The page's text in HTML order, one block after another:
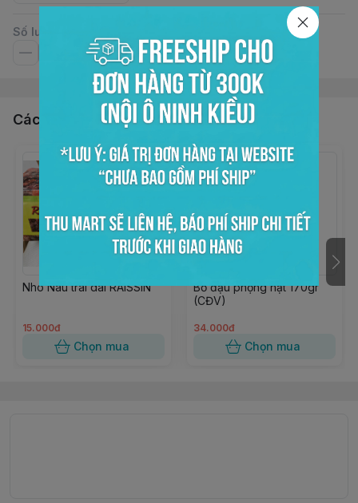
Số lượng
Các sản phẩm, dịch vụ khác
Nho Nâu trái dài RAISSIN
15.000đ
Chọn mua
Bơ đậu phộng hạt 170gr
(CĐV)
34.000đ
Chọn mua